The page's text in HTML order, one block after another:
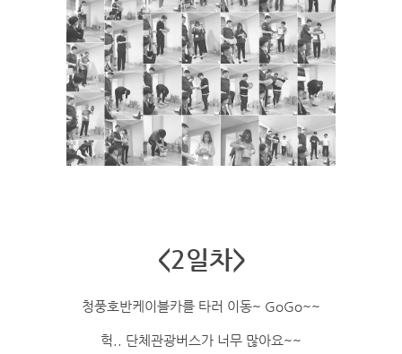
<2일차>
청풍호반케이블카를 타러 이동~ GoGo~~
헉.. 단체관광버스가 너무 많아요~~